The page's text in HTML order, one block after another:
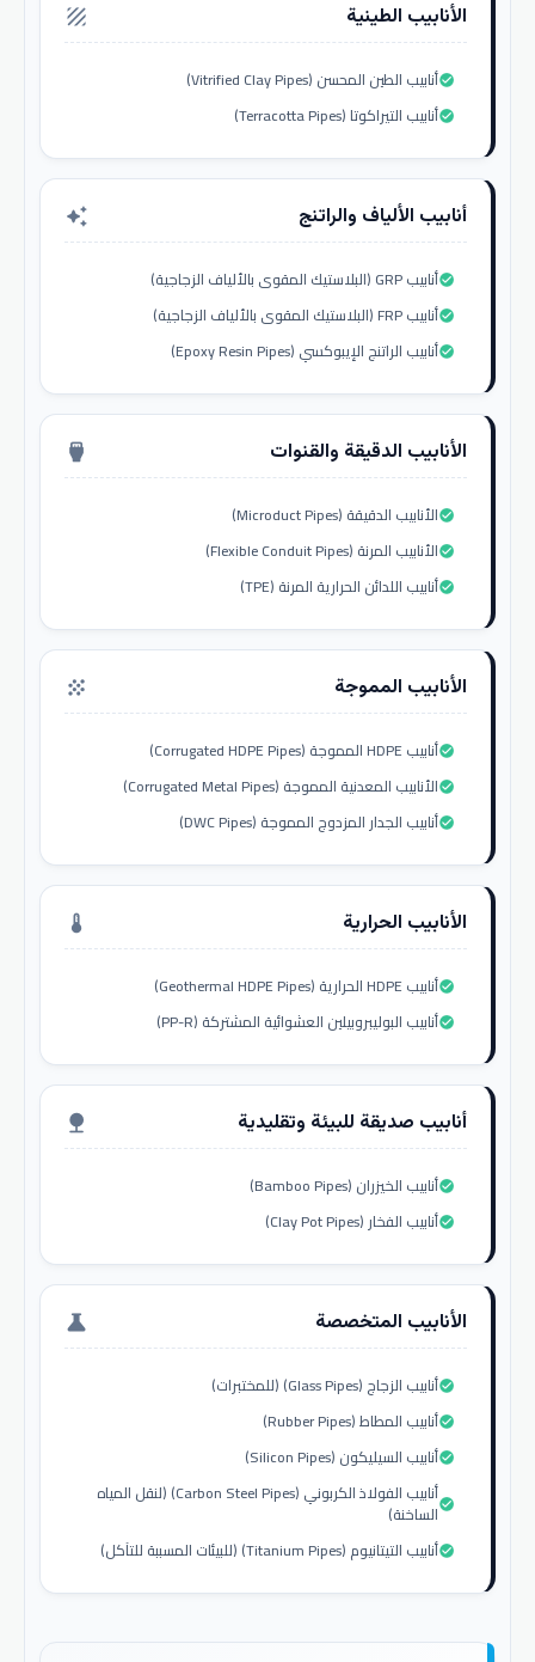
الأنابيب الطينية texture
أنابيب الطين المحسن (Vitrified Clay Pipes)check_circle
أنابيب التيراكوتا (Terracotta Pipes)check_circle
أنابيب الألياف والراتنج auto_awesome
أنابيب GRP (البلاستيك المقوى بالألياف الزجاجية)check_circle
أنابيب FRP (البلاستيك المقوى بالألياف الزجاجية)check_circle
أنابيب الراتنج الإيبوكسي (Epoxy Resin Pipes)check_circle
الأنابيب الدقيقة والقنوات settings_input_hdmi
الأنابيب الدقيقة (Microduct Pipes)check_circle
الأنابيب المرنة (Flexible Conduit Pipes)check_circle
أنابيب اللدائن الحرارية المرنة (TPE)check_circle
الأنابيب المموجة grain
أنابيب HDPE المموجة (Corrugated HDPE Pipes)check_circle
الأنابيب المعدنية المموجة (Corrugated Metal Pipes)check_circle
أنابيب الجدار المزدوج المموجة (DWC Pipes)check_circle
الأنابيب الحرارية thermostat
أنابيب HDPE الحرارية (Geothermal HDPE Pipes)check_circle
أنابيب البوليبروبيلين العشوائية المشتركة (PP-R)check_circle
أنابيب صديقة للبيئة وتقليدية nature
أنابيب الخيزران (Bamboo Pipes)check_circle
أنابيب الفخار (Clay Pot Pipes)check_circle
الأنابيب المتخصصة science
أنابيب الزجاج (Glass Pipes) (للمختبرات)check_circle
أنابيب المطاط (Rubber Pipes)check_circle
أنابيب السيليكون (Silicon Pipes)check_circle
أنابيب الفولاذ الكربوني (Carbon Steel Pipes) (لنقل المياه
الساخنة)check_circle
أنابيب التيتانيوم (Titanium Pipes) (للبيئات المسببة للتآكل)check_circle